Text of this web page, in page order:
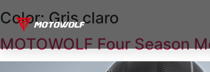
Color:Gris claro
MOTOWOLF Four Season